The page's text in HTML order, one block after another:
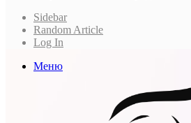
Sidebar
Random Article
Log In
Меню